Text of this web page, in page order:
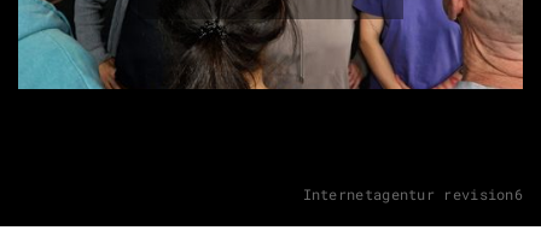
Internetagentur revision6